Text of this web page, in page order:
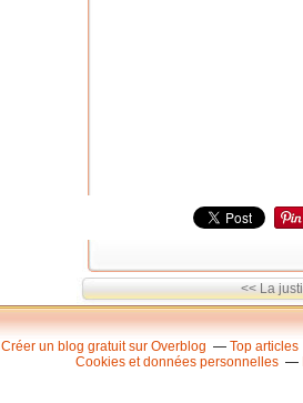
<< La
Créer un blog gratuit sur Overblog Top articles
Cookies et données personnelles